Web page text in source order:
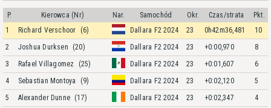
P. Kierowca (Nr) Nar. Samochód Okr. Czas/strata
Pkt.
1
Richard Verschoor (6) Dallara F2 2024 23 0h42m36,481
10
2
Joshua Durksen (20) Dallara F2 2024 23 +0:00,970
8
3
Rafael Villagomez (25) Dallara F2 2024 23 +0:01,607
6
4
Sebastian Montoya (9) Dallara F2 2024 23 +0:02,120
5
5
Alexander Dunne (17) Dallara F2 2024 23 +0:02,347
4